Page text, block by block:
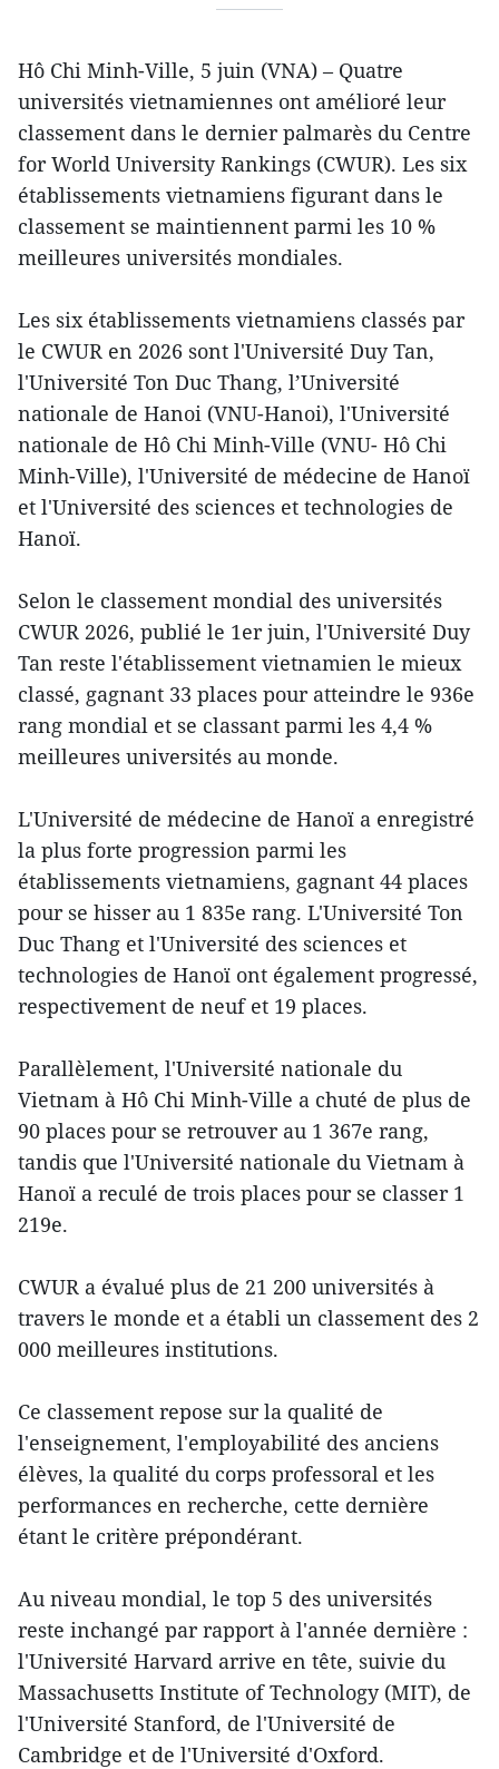
Hô Chi Minh-Ville, 5 juin (VNA) – Quatre
universités vietnamiennes ont amélioré leur
classement dans le dernier palmarès du Centre
for World University Rankings (CWUR). Les six
établissements vietnamiens figurant dans le
classement se maintiennent parmi les 10 %
meilleures universités mondiales.
Les six établissements vietnamiens classés par
le CWUR en 2026 sont l'Université Duy Tan,
l'Université Ton Duc Thang, l’Université
nationale de Hanoi (VNU-Hanoi), l'Université
nationale de Hô Chi Minh-Ville (VNU- Hô Chi
Minh-Ville), l'Université de médecine de Hanoï
et l'Université des sciences et technologies de
Hanoï.
Selon le classement mondial des universités
CWUR 2026, publié le 1er juin, l'Université Duy
Tan reste l'établissement vietnamien le mieux
classé, gagnant 33 places pour atteindre le 936e
rang mondial et se classant parmi les 4,4 %
meilleures universités au monde.
L'Université de médecine de Hanoï a enregistré
la plus forte progression parmi les
établissements vietnamiens, gagnant 44 places
pour se hisser au 1 835e rang. L'Université Ton
Duc Thang et l'Université des sciences et
technologies de Hanoï ont également progressé,
respectivement de neuf et 19 places.
Parallèlement, l'Université nationale du
Vietnam à Hô Chi Minh-Ville a chuté de plus de
90 places pour se retrouver au 1 367e rang,
tandis que l'Université nationale du Vietnam à
Hanoï a reculé de trois places pour se classer 1
219e.
CWUR a évalué plus de 21 200 universités à
travers le monde et a établi un classement des 2
000 meilleures institutions.
Ce classement repose sur la qualité de
l'enseignement, l'employabilité des anciens
élèves, la qualité du corps professoral et les
performances en recherche, cette dernière
étant le critère prépondérant.
Au niveau mondial, le top 5 des universités
reste inchangé par rapport à l'année dernière :
l'Université Harvard arrive en tête, suivie du
Massachusetts Institute of Technology (MIT), de
l'Université Stanford, de l'Université de
Cambridge et de l'Université d'Oxford.